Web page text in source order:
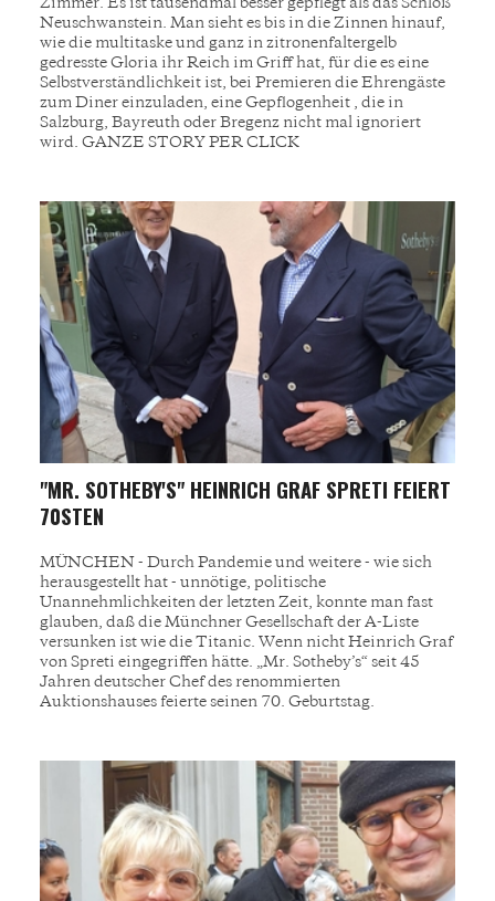
Neuschwanstein. Man sieht es bis in die Zinnen hinauf,
wie die multitaske und ganz in zitronenfaltergelb
gedresste Gloria ihr Reich im Griff hat, für die es eine
Selbstverständlichkeit ist, bei Premieren die Ehrengäste
zum Diner einzuladen, eine Gepflogenheit , die in
Salzburg, Bayreuth oder Bregenz nicht mal ignoriert
wird. GANZE STORY PER CLICK
"MR. SOTHEBY'S" HEINRICH GRAF SPRETI FEIERT
70STEN
MÜNCHEN - Durch Pandemie und weitere - wie sich
herausgestellt hat - unnötige, politische
Unannehmlichkeiten der letzten Zeit, konnte man fast
glauben, daß die Münchner Gesellschaft der A-Liste
versunken ist wie die Titanic. Wenn nicht Heinrich Graf
von Spreti eingegriffen hätte. „Mr. Sotheby’s“ seit 45
Jahren deutscher Chef des renommierten
Auktionshauses feierte seinen 70. Geburtstag.